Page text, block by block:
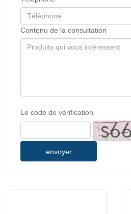
Contenu de la consultation
Le code de vérification
envoyer